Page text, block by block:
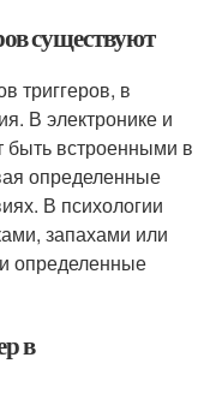
существуют
триггеров, в
В электронике и
быть встроенными в
определенные
В психологии
запахами или
определенные
в